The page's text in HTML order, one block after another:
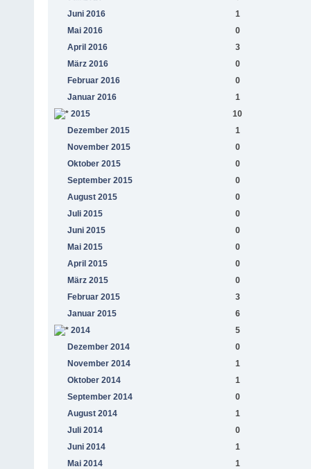
Juni 2016
1
Mai 2016
0
April 2016
3
März 2016
0
Februar 2016
0
Januar 2016
1
2015
10
Dezember 2015
1
November 2015
0
Oktober 2015
0
September 2015
0
August 2015
0
Juli 2015
0
Juni 2015
0
Mai 2015
0
April 2015
0
März 2015
0
Februar 2015
3
Januar 2015
6
2014
5
Dezember 2014
0
November 2014
1
Oktober 2014
1
September 2014
0
August 2014
1
Juli 2014
0
Juni 2014
1
Mai 2014
1